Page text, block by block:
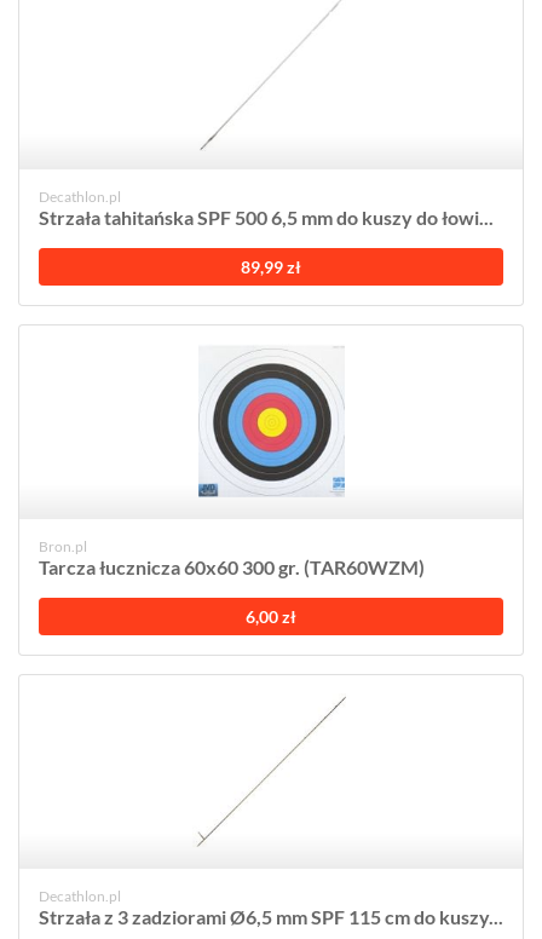
Decathlon.pl
Strzała tahitańska SPF 500 6,5 mm do kuszy do łowi...
89,99 zł
Bron.pl
Tarcza łucznicza 60x60 300 gr. (TAR60WZM)
6,00 zł
Decathlon.pl
Strzała z 3 zadziorami Ø6,5 mm SPF 115 cm do kuszy...